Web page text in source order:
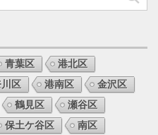
青葉区
港北区
区 港南区
金沢区
鶴見区
瀬谷区
保土ケ谷区 南区